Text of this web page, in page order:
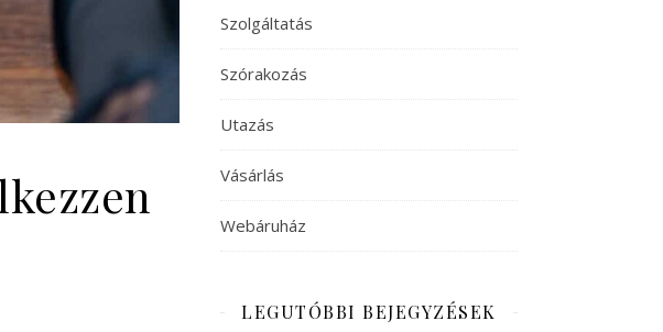
Szolgáltatás
Szórakozás
Utazás
Vásárlás
Webáruház
LEGUTÓBBI BEJEGYZÉSEK